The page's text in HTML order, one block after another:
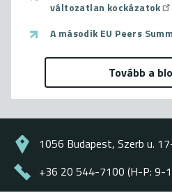
változatlan kockázatok
A második EU Peers
Tovább a
1056 Budapest, Szerb u.
+36 20 544-7100 (H-P: 9-